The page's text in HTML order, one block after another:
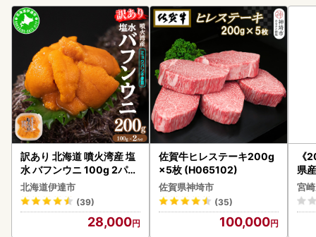
訳あり 北海道 噴火湾産 塩
水 バフンウニ 100g 2パッ
ク 計200g 《アフター保証
付き》うに ウニ 雲丹 海鮮
海の幸 魚介類 ウニ丼 お寿
司 濃厚 無添加 産地直送 お
北海道伊達市
(39)
28,000
佐賀牛ヒレステーキ200g
×5枚 (H065102)
佐賀県神埼市
(35)
100,000
《
県
セ
宮